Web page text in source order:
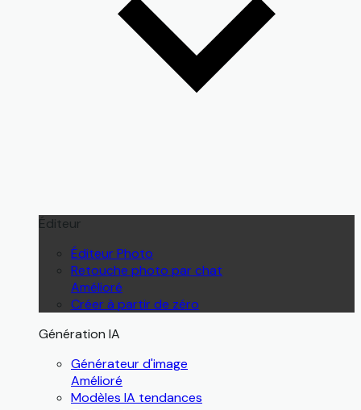
Éditeur
Éditeur Photo
Retouche photo par chat
Amélioré
Créer à partir de zéro
Génération IA
Générateur d'image
Amélioré
Modèles IA tendances